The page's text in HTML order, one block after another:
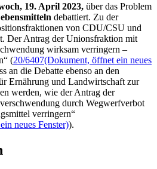
19. April 2023, über das Problem
debattiert. Zu der
von CDU/CSU und
Der Antrag der Unionsfraktion mit
wirksam verringern –
(20/6407(Dokument, öffnet ein neues
an die Debatte ebenso an den
Ernährung und Landwirtschaft zur
werden, wie der Antrag der
durch Wegwerfverbot
verringern“
neues Fenster)).